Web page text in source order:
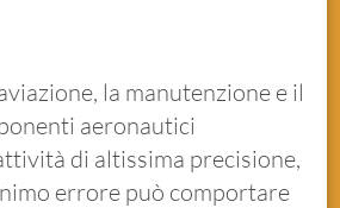
la manutenzione e il
aeronautici
di altissima precisione,
errore può comportare